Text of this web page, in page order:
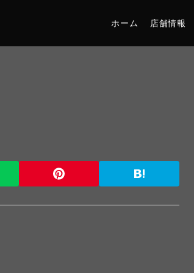
ホーム 店舗情報